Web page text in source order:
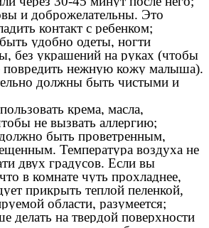
и доброжелательны. Это
контакт с ребенком;
удобно одеты, ногти
без украшений на руках (чтобы
повредить нежную кожу малыша).
должны быть чистыми и
крема, масла,
не вызвать аллергию;
быть проветренным,
Температура воздуха не
двух градусов. Если вы
в комнате чуть прохладнее,
прикрыть теплой пеленкой,
области, разумеется;
делать на твердой поверхности